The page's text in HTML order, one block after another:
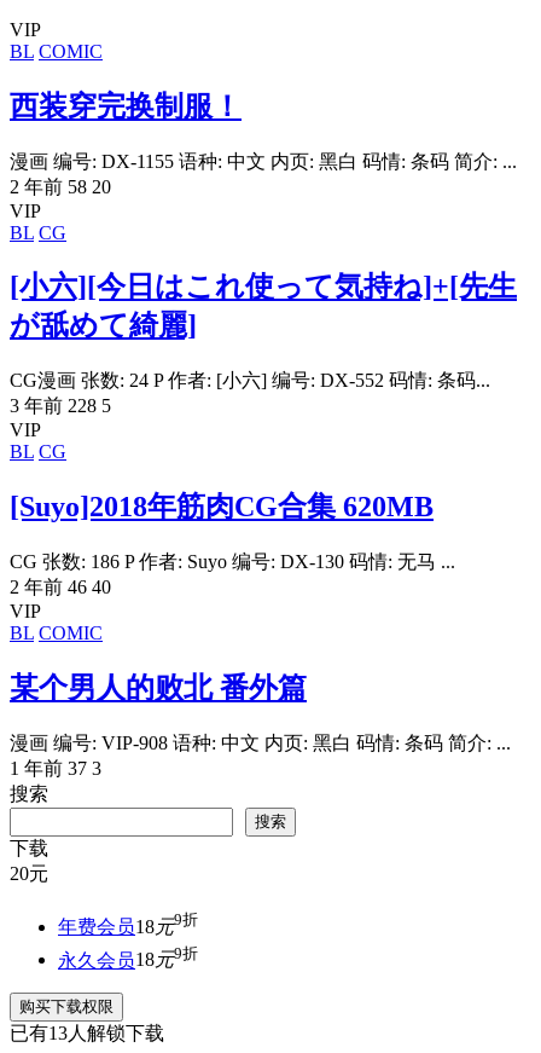
VIP
BL COMIC
西装穿完换制服！
漫画 编号: DX-1155 语种: 中文 内页: 黑白 码情: 条码 简介: ...
2 年前 58 20
VIP
BL CG
[小六][今日はこれ使って気持ね]+[先生
が舐めて綺麗]
CG漫画 张数: 24 P 作者: [小六] 编号: DX-552 码情: 条码...
3 年前 228 5
VIP
BL CG
[Suyo]2018年筋肉CG合集 620MB
CG 张数: 186 P 作者: Suyo 编号: DX-130 码情: 无马 ...
2 年前 46 40
VIP
BL COMIC
某个男人的败北 番外篇
漫画 编号: VIP-908 语种: 中文 内页: 黑白 码情: 条码 简介: ...
1 年前 37 3
搜索
搜索
下载
20元
年费会员18元9折
永久会员18元9折
购买下载权限
已有13人解锁下载